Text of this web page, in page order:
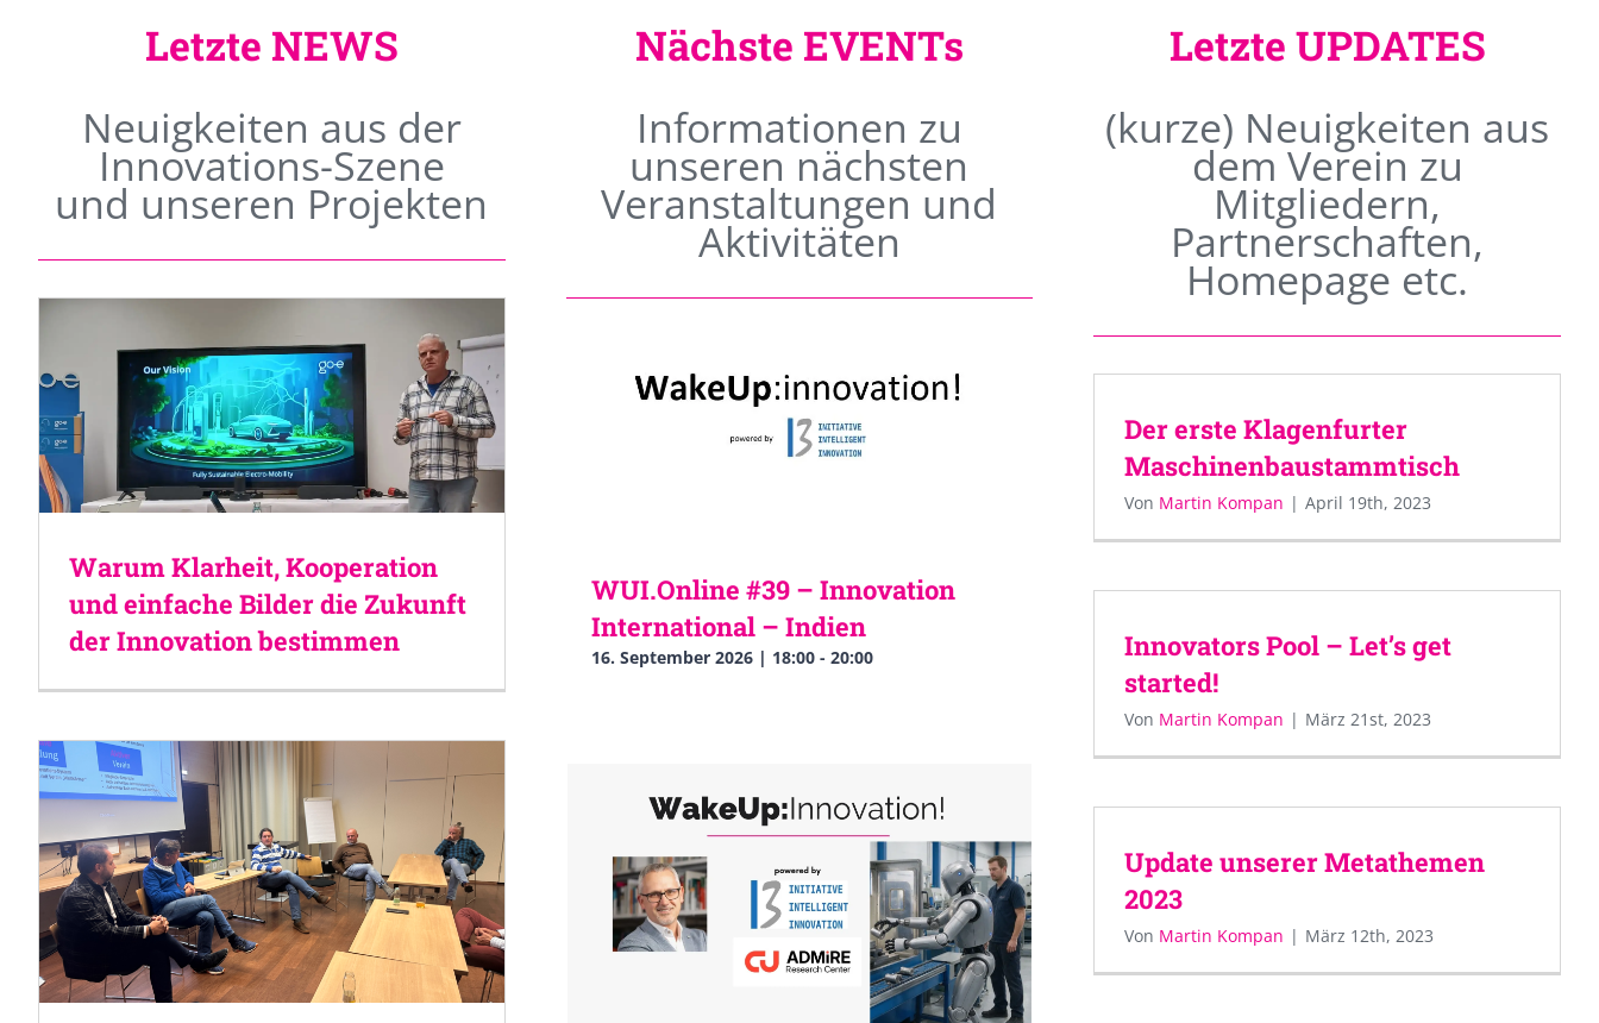
Letzte NEWS
Neuigkeiten aus der
Innovations-Szene
und unseren Projekten
Warum Klarheit, Kooperation
und einfache Bilder die Zukunft
der Innovation bestimmen
Nächste EVENTs
Informationen zu
unseren nächsten
Veranstaltungen und
Aktivitäten
WUI.Online #39 – Innovation
International – Indien
16. September 2026 | 18:00- 20:00
Letzte UPDATES
(kurze) Neuigkeiten aus
dem Verein zu
Mitgliedern,
Partnerschaften,
Homepage etc.
Der erste Klagenfurter
Maschinenbaustammtisch
Von Martin Kompan | April 19th, 2023
Innovators Pool – Let’s get
started!
Von Martin Kompan | März 21st, 2023
Update unserer Metathemen
2023
Von Martin Kompan | März 12th, 2023